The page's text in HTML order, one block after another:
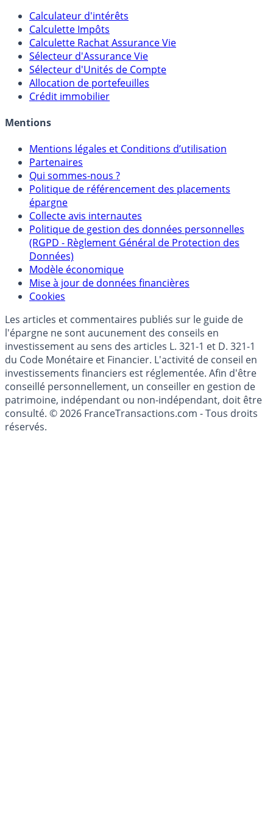
Calculateur d'intérêts
Calculette Impôts
Calculette Rachat Assurance Vie
Sélecteur d'Assurance Vie
Sélecteur d'Unités de Compte
Allocation de portefeuilles
Crédit immobilier
Mentions
Mentions légales et Conditions d’utilisation
Partenaires
Qui sommes-nous ?
Politique de référencement des placements
épargne
Collecte avis internautes
Politique de gestion des données personnelles
(RGPD - Règlement Général de Protection des
Données)
Modèle économique
Mise à jour de données financières
Cookies
Les articles et commentaires publiés sur le guide de
l'épargne ne sont aucunement des conseils en
investissement au sens des articles L. 321-1 et D. 321-1
du Code Monétaire et Financier. L'activité de conseil en
investissements financiers est réglementée. Afin d'être
conseillé personnellement, un conseiller en gestion de
patrimoine, indépendant ou non-indépendant, doit être
consulté. © 2026 FranceTransactions.com - Tous droits
réservés.